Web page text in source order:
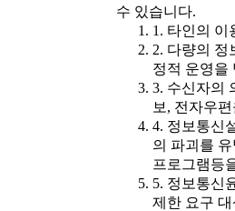
수 있습니다.
1. 타인의 이
2. 다량의 정
정적 운영을
3. 수신자의
보, 전자우
4. 정보통신
의 파괴를
프로그램등
5. 정보통신
제한 요구